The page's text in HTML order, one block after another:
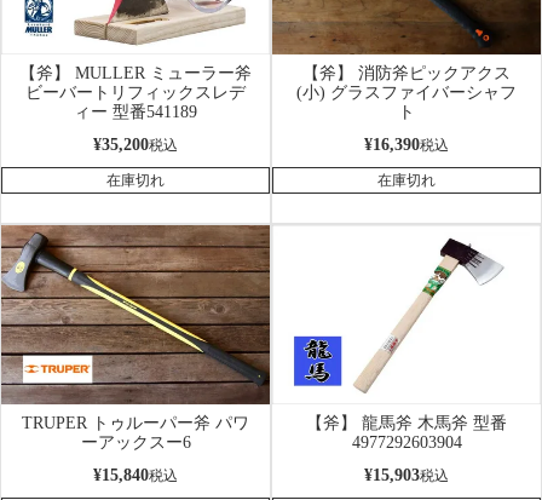
【斧】 MULLER ミューラー斧
ビーバートリフィックスレデ
ィー 型番541189
¥35,200税込
在庫切れ
【斧】 消防斧ピックアクス
(小) グラスファイバーシャフ
ト
¥16,390税込
在庫切れ
TRUPER トゥルーパー斧 パワ
ーアックスー6
¥15,840税込
【斧】 龍馬斧 木馬斧 型番
4977292603904
¥15,903税込